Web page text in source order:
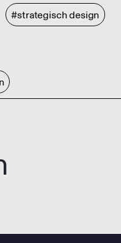
#strategisch design